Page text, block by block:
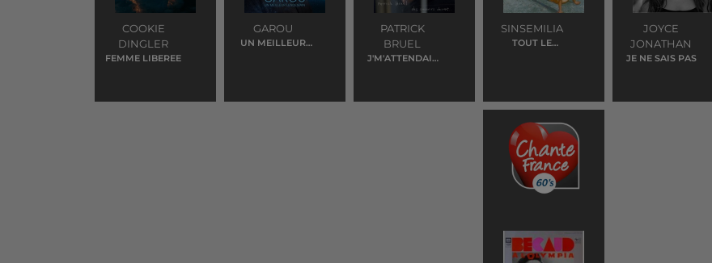
COOKIE
DINGLER
FEMME LIBEREE
GAROU
UN MEILLEUR
PATRICK
BRUEL
J'M'ATTENDAIS
SINSEMILIA
TOUT LE
JOYCE
JONATHAN
JE NE SAIS PAS